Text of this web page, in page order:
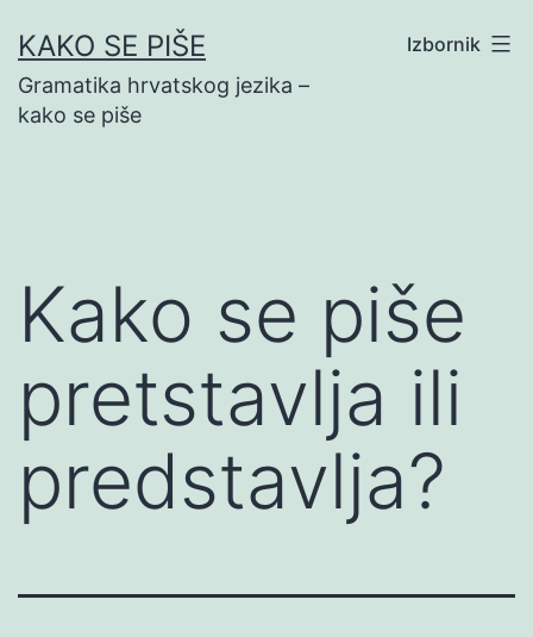
na
sadržaj
KAKO SE PIŠE
Gramatika hrvatskog jezika –
kako se piše
Izbornik
Kako se piše
pretstavlja ili
predstavlja?